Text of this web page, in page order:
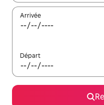
Arrivée
Départ